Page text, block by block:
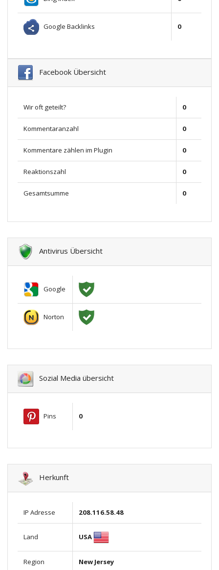
Google Backlinks 0
Facebook Übersicht
Wir oft geteilt? 0
Kommentaranzahl 0
Kommentare zählen im Plugin 0
Reaktionszahl 0
Gesamtsumme 0
Antivirus Übersicht
Google
Norton
Sozial Media übersicht
Pins 0
Herkunft
IP Adresse 208.116.58.48
Land USA
Region New Jersey